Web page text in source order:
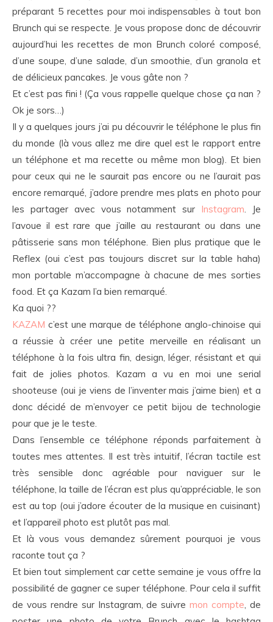
préparant 5 recettes pour moi indispensables à tout bon
Brunch qui se respecte. Je vous propose donc de découvrir
aujourd’hui les recettes de mon Brunch coloré composé,
d’une soupe, d’une salade, d’un smoothie, d’un granola et
de délicieux pancakes. Je vous gâte non ?
Et c’est pas fini ! (Ça vous rappelle quelque chose ça nan ?
Ok je sors…)
Il y a quelques jours j’ai pu découvrir le téléphone le plus fin
du monde (là vous allez me dire quel est le rapport entre
un téléphone et ma recette ou même mon blog). Et bien
pour ceux qui ne le saurait pas encore ou ne l’aurait pas
encore remarqué, j’adore prendre mes plats en photo pour
les partager avec vous notamment sur Instagram. Je
l’avoue il est rare que j’aille au restaurant ou dans une
pâtisserie sans mon téléphone. Bien plus pratique que le
Reflex (oui c’est pas toujours discret sur la table haha)
mon portable m’accompagne à chacune de mes sorties
food. Et ça Kazam l’a bien remarqué.
Ka quoi ??
KAZAM c’est une marque de téléphone anglo-chinoise qui
a réussie à créer une petite merveille en réalisant un
téléphone à la fois ultra fin, design, léger, résistant et qui
fait de jolies photos. Kazam a vu en moi une serial
shooteuse (oui je viens de l’inventer mais j’aime bien) et a
donc décidé de m’envoyer ce petit bijou de technologie
pour que je le teste.
Dans l’ensemble ce téléphone réponds parfaitement à
toutes mes attentes. Il est très intuitif, l’écran tactile est
très sensible donc agréable pour naviguer sur le
téléphone, la taille de l’écran est plus qu’appréciable, le son
est au top (oui j’adore écouter de la musique en cuisinant)
et l’appareil photo est plutôt pas mal.
Et là vous vous demandez sûrement pourquoi je vous
raconte tout ça ?
Et bien tout simplement car cette semaine je vous offre la
possibilité de gagner ce super téléphone. Pour cela il suffit
de vous rendre sur Instagram, de suivremon compte, de